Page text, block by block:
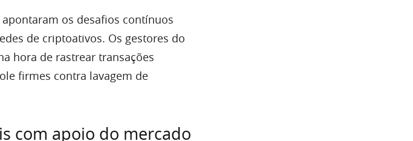
apontaram os desafios contínuos
de criptoativos. Os gestores do
hora de rastrear transações
firmes contra lavagem de
com apoio do mercado